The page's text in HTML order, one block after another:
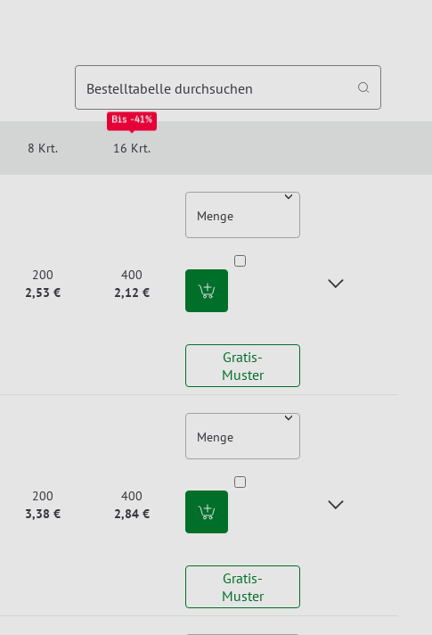
Bestelltabelle durchsuchen
8 Krt.
Bis -41%
16 Krt.
200
2,53 €
400
2,12 €
Menge
Gratis-
Muster
200
3,38 €
400
2,84 €
Menge
Gratis-
Muster